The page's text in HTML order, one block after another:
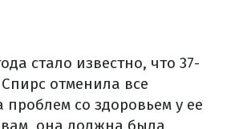
стало известно, что 37-
отменила все
проблем со здоровьем у ее